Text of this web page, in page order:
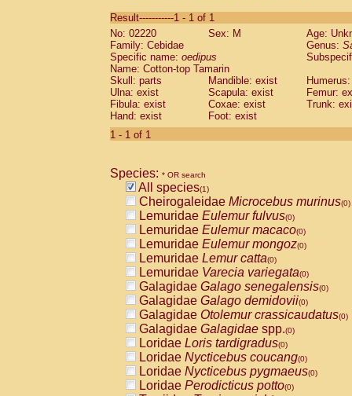
CebidaeSaguinus labiatus(0)
Cebidae Saguinus leucopus (0)
Cebidae
CebidaeSaguinus mystax
Cebidae Saguinus nigricollis (0)
Cebidae Saguinus oedipus
Cebidae Saguinus weddelli
Cebidae Saguinusspp.
Cebidae
CebidaeCebus capucinus
CebidaeCebus nigrivittatus
CebidaeCebus spp.(0)
CebidaeSaimiri boliviensis(0)
CebidaeSaimiri sciureus(0)
AtelidaeAlouatta caraya(0)
AtelidaeAlouatta fusca(0)
AtelidaeAlouatta seniculus(0)
AtelidaeAlouattaspp.(0)
AtelidaeAteles belzebuth(0)
AtelidaeAteles geoffroyi(0)
AtelidaeAteles paniscus(0)
AtelidaeAtelesspp.(0)
AtelidaeLagothrix lagothricha(0)
AtelidaeLagothrix lagothricha cana
PitheciidaeCacajao calvus
Result-----------1 - 1 of 1
No: 02220
Sex: M
Age:
Family: Cebidae
Genus:
Specific name: oedipus
Name: Cotton-top Tamarin
Skull: parts
Mandible: exist
Ulna: exist
Scapula: exist
Femur:
Fibula: exist
Coxae: exist
Trunk:
Hand: exist
Foot: exist
1 - 1 of 1
Species: * OR search
All species(1)
Cheirogaleidae Microcebus murinus(0)
Lemuridae Eulemur fulvus(0)
Lemuridae Eulemur macaco(0)
Lemuridae Eulemur mongoz(0)
Lemuridae Lemur catta(0)
Lemuridae Varecia variegata(0)
Galagidae Galago senegalensis(0)
Galagidae Galago demidovii(0)
Galagidae Otolemur crassicaudatus(0)
Galagidae Galagidae spp.(0)
Loridae Loris tardigradus(0)
Loridae Nycticebus coucang(0)
Loridae Nycticebus pygmaeus(0)
Loridae Perodicticus potto(0)